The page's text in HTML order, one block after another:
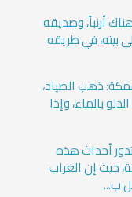
أرنباً، وصديقه
بيته، في طريقه
ذهب الصياد،
بالماء، وإذا
أحداث هذه
حيث إن الغراب
ب...